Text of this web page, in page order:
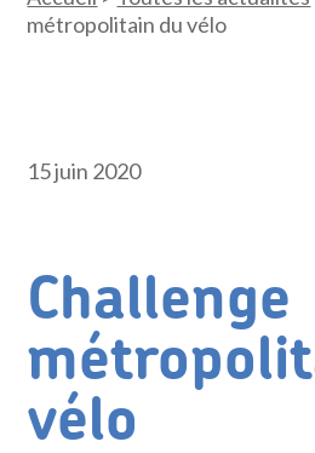
métropolitain du vélo
15 juin 2020
Challenge
vélo